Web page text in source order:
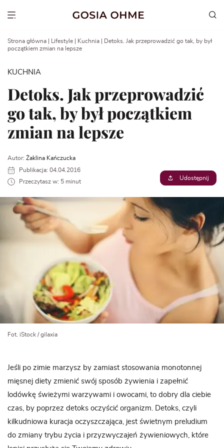
Show menu
Strona główna Lifestyle Kuchnia
Detoks. Jak przeprowadzić go tak, by był
początkiem zmian na lepsze
KUCHNIA
Detoks. Jak przeprowadzić
go tak, by był początkiem
zmian na lepsze
Autor: Żaklina Kańczucka
Publikacja: 04.04.2016
Przeczytasz w: 5 minut
Udostępnij
Fot. iStock / gilaxia
Jeśli po zimie marzysz by zamiast stosowania monotonnej
mięsnej diety zmienić swój sposób żywienia i zapełnić
lodówkę świeżymi warzywami i owocami, to dobry dla ciebie
czas, by poprzez detoks oczyścić organizm. Detoks, czyli
kilkudniowa kuracja oczyszczająca, jest świetnym preludium
do zmiany trybu życia i przyzwyczajeń żywieniowych, które